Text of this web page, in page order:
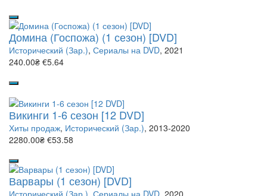
Домина (Госпожа) (1 сезон) [DVD]
Исторический (Зар.), Сериалы на DVD, 2021
240.00₴ €5.64
Викинги 1-6 сезон [12 DVD]
Хиты продаж, Исторический (Зар.), 2013-2020
2280.00₴ €53.58
Варвары (1 сезон) [DVD]
Исторический (Зар.), Сериалы на DVD, 2020